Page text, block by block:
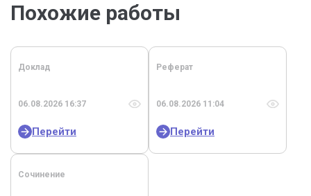
Похожие работы
Доклад
06.08.2026 16:37
Перейти
Реферат
06.08.2026 11:04
Перейти
Сочинение